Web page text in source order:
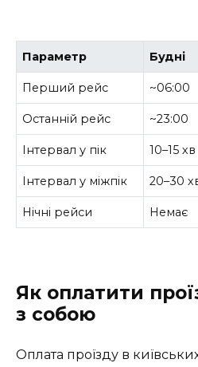
Параметр Будні
Перший рейс ~06:00
Останній рейс ~23:00
Інтервал у пік 10–15 хв
Інтервал у міжпік 20–30
Нічні рейси Немає
Як оплатити
з собою
Оплата проїзду в